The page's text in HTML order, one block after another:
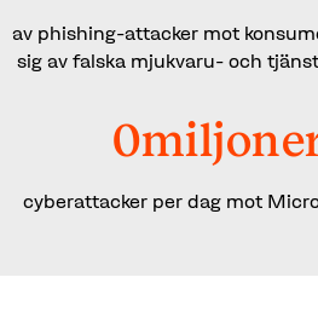
av phishing-attacker mot
sig av falska mjukvaru- och
0
cyberattacker per dag mot